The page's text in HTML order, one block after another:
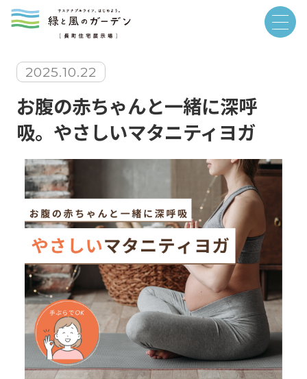
2025.10.22
お腹の赤ちゃんと一緒に深呼
吸。やさしいマタニティヨガ